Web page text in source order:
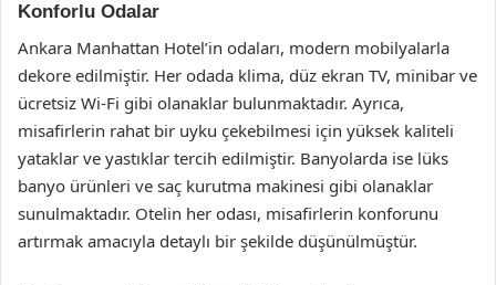
Konforlu Odalar
Ankara Manhattan Hotel’in odaları, modern mobilyalarla
dekore edilmiştir. Her odada klima, düz ekran TV, minibar ve
ücretsiz Wi-Fi gibi olanaklar bulunmaktadır. Ayrıca,
misafirlerin rahat bir uyku çekebilmesi için yüksek kaliteli
yataklar ve yastıklar tercih edilmiştir. Banyolarda ise lüks
banyo ürünleri ve saç kurutma makinesi gibi olanaklar
sunulmaktadır. Otelin her odası, misafirlerin konforunu
artırmak amacıyla detaylı bir şekilde düşünülmüştür.